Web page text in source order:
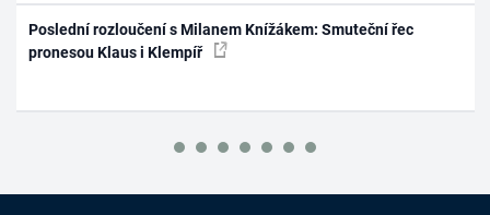
Poslední rozloučení s Milanem Knížákem: Smuteční řec
pronesou Klaus i Klempíř